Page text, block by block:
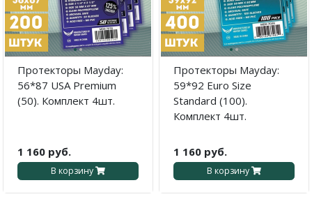
··
Протекторы Mayday:
56*87 USA Premium
(50). Комплект 4шт.
1 160 руб.
В корзину
··
Протекторы Mayday:
59*92 Euro Size
Standard (100).
Комплект 4шт.
1 160 руб.
В корзину
Логические
Кооперативные
Стратегические
Экономические
Тактические
О мышах и тайнах
Эволюция
Зельеварение
Crowd Games
Lavka Games
Пиксель Тактикс
Саграда